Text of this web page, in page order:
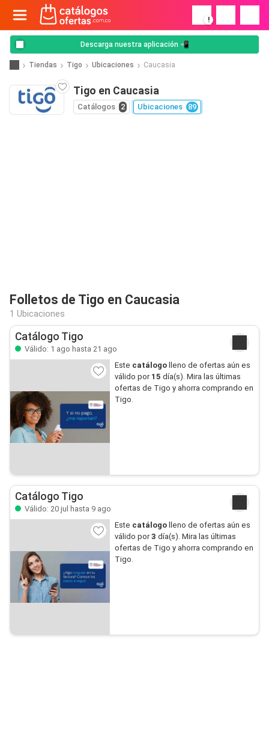
!
Descarga nuestra aplicación 📲
Tiendas Tigo Ubicaciones Caucasia
Tigo en Caucasia
Catálogos 2 Ubicaciones 89
Folletos de Tigo en Caucasia
1 Ubicaciones
Catálogo Tigo
Válido: 1 ago hasta 21 ago
Este catálogolleno de ofertas aún es
válido por 15 día(s). Mira las últimas
ofertas de Tigo y ahorra comprando en
Tigo.
Catálogo Tigo
Válido: 20 jul hasta 9 ago
Este catálogolleno de ofertas aún es
válido por3 día(s). Mira las últimas
ofertas de Tigo y ahorra comprando en
Tigo.